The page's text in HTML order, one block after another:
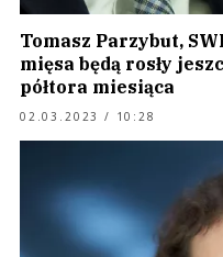
Tomasz Parzybut,
mięsa będą rosły
półtora miesiąca
02.03.2023 / 10:28